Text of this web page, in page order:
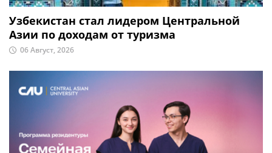
Узбекистан стал лидером Центральной
Азии по доходам от туризма
06 Август, 2026